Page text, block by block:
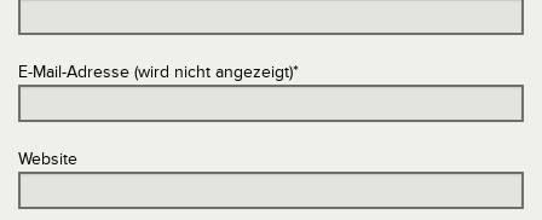
E-Mail-Adresse (wird nicht angezeigt)*
Website